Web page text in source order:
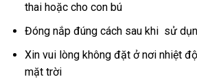
thai hoặc cho con bú
Đóng nắp đúng cách sau khi sử
Xin vui lòng không đặt ở nơi nhiệt
mặt trời